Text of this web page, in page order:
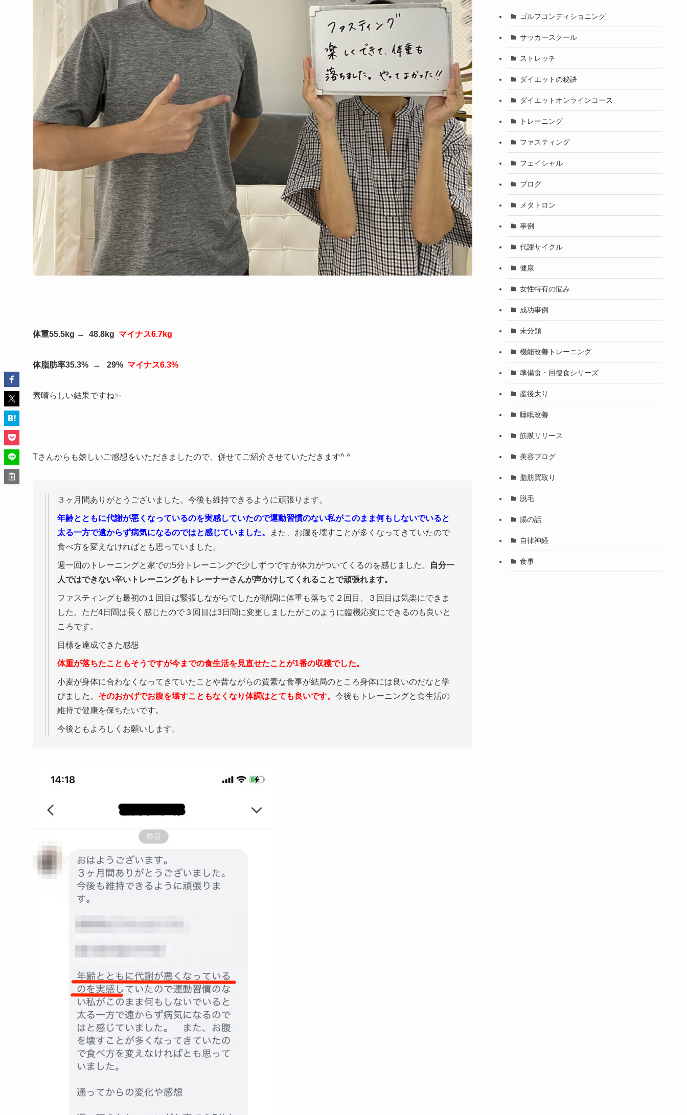
体重55.5kg → 48.8kg マイナス6.7kg
体脂肪率35.3% → 29% マイナス6.3%
素晴らしい結果ですね✨
Tさんからも嬉しいご感想をいただきましたので、併せてご紹介させていただきます^ ^
３ヶ月間ありがとうございました。今後も維持できるように頑張ります。
年齢とともに代謝が悪くなっているのを実感していたので運動習慣のない私がこのまま何もしないでいると
太る一方で遠からず病気になるのではと感じていました。
また、お腹を壊すことが多くなってきていたので
食べ方を変えなければとも思っていました。
週一回のトレーニングと家での5分トレーニングで少しずつですが体力がついてくるのを感じました。
自分一
人ではできない辛いトレーニングもトレーナーさんが声かけしてくれることで頑張れます。
ファスティングも最初の１回目は緊張しながらでしたが順調に体重も落ちて２回目、３回目は気楽にできま
した。ただ4日間は長く感じたので３回目は3日間に変更しましたがこのように臨機応変にできるのも良いと
ころです。
目標を達成できた感想
体重が落ちたこともそうですが今までの食生活を見直せたことが1番の収穫でした。
小麦が身体に合わなくなってきていたことや昔ながらの質素な食事が結局のところ身体には良いのだなと学
びました。 そのおかげでお腹を壊すこともなくなり体調はとても良いです。 今後もトレーニングと食生活の
維持で健康を保ちたいです。
今後ともよろしくお願いします。
ゴルフコンディショニング
サッカースクール
ストレッチ
ダイエットの秘訣
ダイエットオンラインコース
トレーニング
ファスティング
フェイシャル
ブログ
メタトロン
事例
代謝サイクル
健康
女性特有の悩み
成功事例
未分類
機能改善トレーニング
準備食・回復食シリーズ
産後太り
睡眠改善
筋膜リリース
美容ブログ
脂肪買取り
脱毛
腸の話
自律神経
食事